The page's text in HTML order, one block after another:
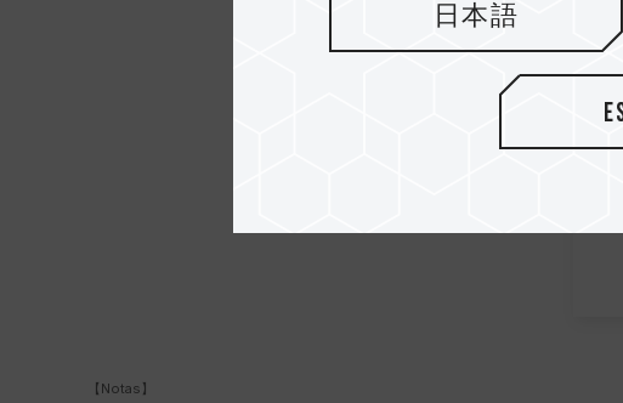
【Notas】
日本語